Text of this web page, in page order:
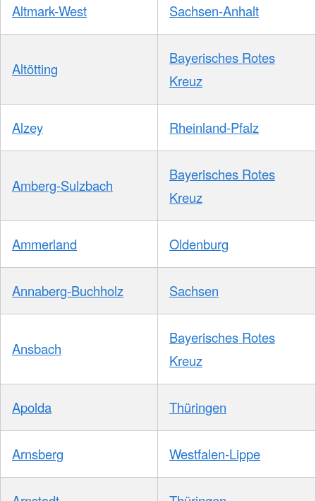
Altmark-West Sachsen-Anhalt
Altötting
Bayerisches Rotes
Kreuz
Alzey Rheinland-Pfalz
Amberg-Sulzbach
Bayerisches Rotes
Kreuz
Ammerland Oldenburg
Annaberg-Buchholz Sachsen
Ansbach
Bayerisches Rotes
Kreuz
Apolda Thüringen
Arnsberg Westfalen-Lippe